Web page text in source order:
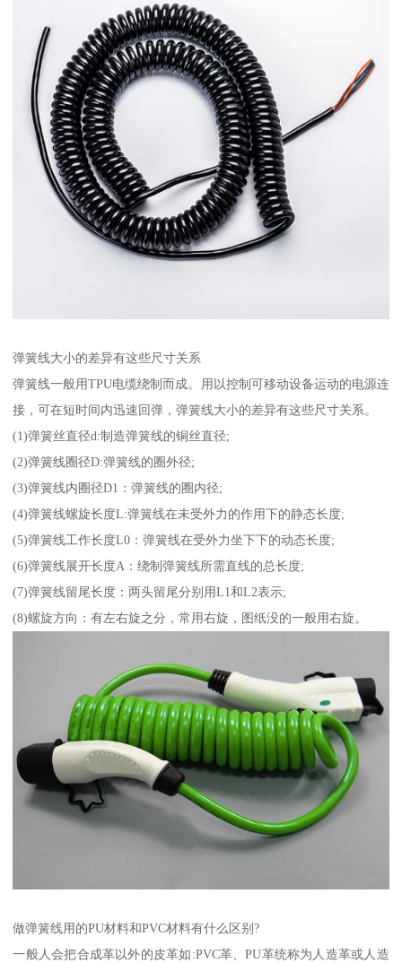
弹簧线大小的差异有这些尺寸关系
弹簧线一般用TPU电缆绕制而成。用以控制可移动设备运动的电源连
接，可在短时间内迅速回弹，弹簧线大小的差异有这些尺寸关系。
(1)弹簧丝直径d:制造弹簧线的铜丝直径;
(2)弹簧线圈径D:弹簧线的圈外径;
(3)弹簧线内圈径D1：弹簧线的圈内径;
(4)弹簧线螺旋长度L:弹簧线在未受外力的作用下的静态长度;
(5)弹簧线工作长度L0：弹簧线在受外力坐下下的动态长度;
(6)弹簧线展开长度A：绕制弹簧线所需直线的总长度;
(7)弹簧线留尾长度：两头留尾分别用L1和L2表示;
(8)螺旋方向：有左右旋之分，常用右旋，图纸没的一般用右旋。
做弹簧线用的PU材料和PVC材料有什么区别?
一般人会把合成革以外的皮革如:PVC革、PU革统称为人造革或人造